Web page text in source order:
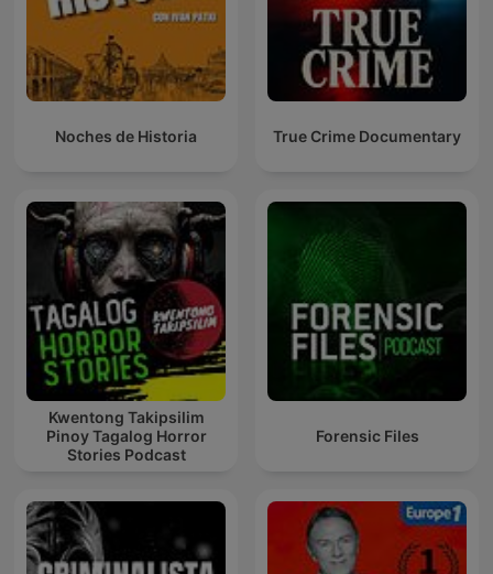
Noches de Historia True Crime Documentary
Kwentong Takipsilim
Pinoy Tagalog Horror
Stories Podcast
Forensic Files